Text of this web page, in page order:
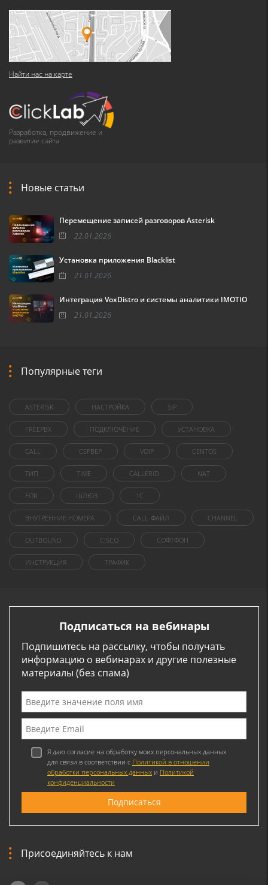
Найти нас на карте
Разработка, продвижение и
развитие сайта
Новые статьи
Перемещение записей разговоров Asterisk
22.01.2026
Установка приложения Blacklist
21.01.2026
Интеграция VoxDistro и системы аналитики IMOTIO
21.01.2026
Популярные теги
ASTERISK НАСТРОЙКА SIP
FREEPBX ПОДКЛЮЧЕНИЕ УСТАНОВКА
CALL СЕРВЕР VOIP CENTOS
ТИП TIME CALLERID NAT
FOR ШЛЮЗ 1C
ВНУТРЕННИЕ НОМЕРА CALL-ФАЙЛ CHANNEL
OUTBOUND CISCO СОФТФОН
ИНСТРУКЦИЯ ТРАФИК
Подписаться на вебинары
Подпишитесь на рассылку, чтобы получать
информацию о вебинарах и другие полезные
материалы (без спама)
Я даю согласие на обработку моих персональных данных
для связи в соответствии с Политикой в отношении
обработки персональных данных и Политикой
конфиденциальности
Присоединяйтесь к нам